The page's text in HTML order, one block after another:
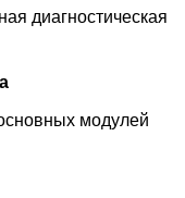
диагностическая
модулей